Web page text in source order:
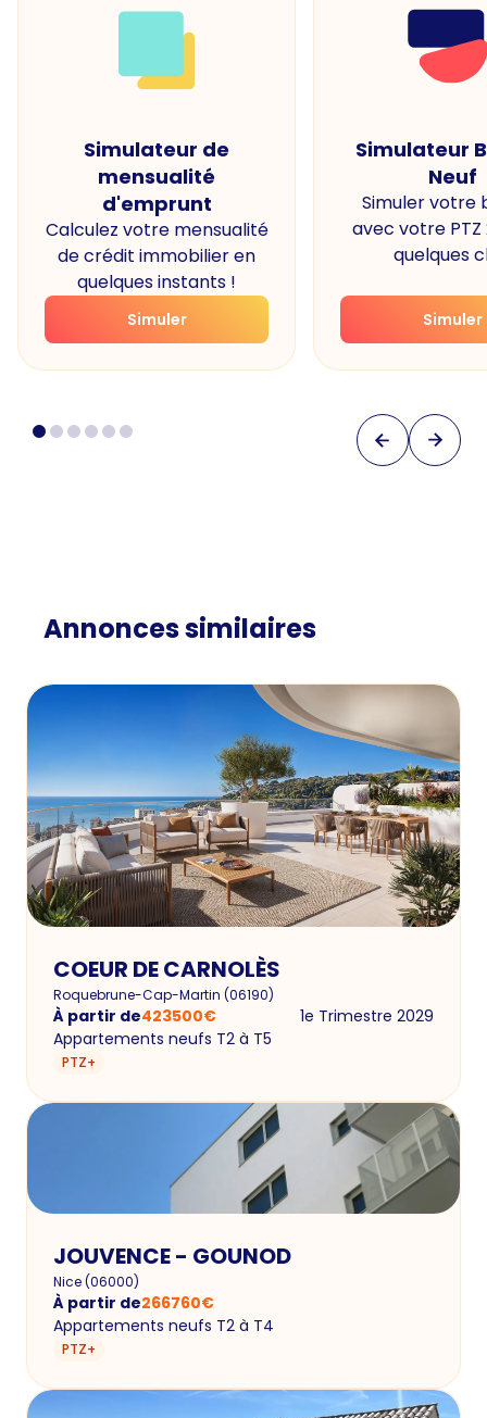
Simulateur de
mensualité
d'emprunt
Calculez votre mensualité
de crédit immobilier en
quelques instants !
Simuler
Simulateur
Neuf
Simuler votre
avec votre PTZ
quelques
Simuler
Annonces similaires
COEUR DE CARNOLÈS
Roquebrune-Cap-Martin (06190)
À partir de423500€
1e Trimestre 2029
Appartements neufs T2 à T5
PTZ+
JOUVENCE - GOUNOD
Nice(06000)
À partir de266760€
Appartements neufs T2 à T4
PTZ+